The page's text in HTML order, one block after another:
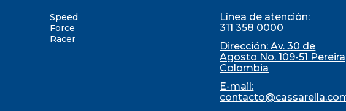
Speed
Force
Racer
Línea de atención:
311 358 0000
Dirección: Av. 30 de
Agosto No. 109-51
Colombia
E-mail: